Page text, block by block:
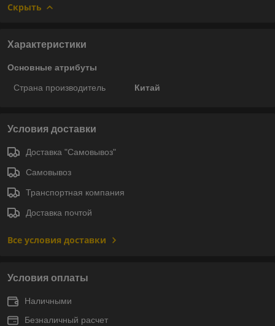
Скрыть
Характеристики
Основные атрибуты
Страна производитель Китай
Условия доставки
Доставка "Самовывоз"
Самовывоз
Транспортная компания
Доставка почтой
Все условия доставки
Условия оплаты
Наличными
Безналичный расчет